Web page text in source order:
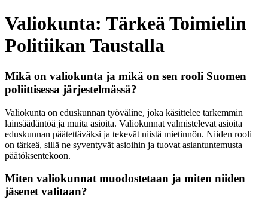
Valiokunta: Tärkeä Toimielin
Politiikan Taustalla
Mikä on valiokunta ja mikä on sen rooli Suomen
poliittisessa järjestelmässä?
Valiokunta on eduskunnan työväline, joka käsittelee tarkemmin
lainsäädäntöä ja muita asioita. Valiokunnat valmistelevat asioita
eduskunnan päätettäväksi ja tekevät niistä mietinnön. Niiden rooli
on tärkeä, sillä ne syventyvät asioihin ja tuovat asiantuntemusta
päätöksentekoon.
Miten valiokunnat muodostetaan ja miten niiden
jäsenet valitaan?